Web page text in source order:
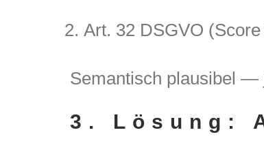
Art. 32 DSGVO (Score
Semantisch plausibel —
3. Lösung: